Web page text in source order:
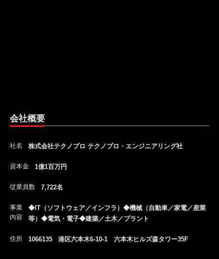
会社概要
社名 株式会社テクノプロ テクノプロ・エンジニアリング社
資本金 1億1百万円
従業員数 7,722名
事業
内容
◆IT（ソフトウェア／インフラ）◆機械（自動車／家電／産業
等）◆電気・電子◆建築／土木／プラント
住所 1066135 港区六本木6-10-1 六本木ヒルズ森タワー35F